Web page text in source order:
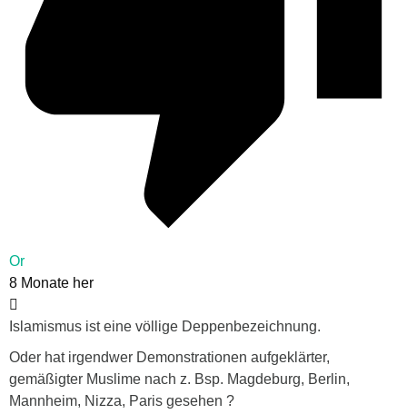
Or
8 Monate her
Islamismus ist eine völlige Deppenbezeichnung.
Oder hat irgendwer Demonstrationen aufgeklärter,
gemäßigter Muslime nach z. Bsp. Magdeburg, Berlin,
Mannheim, Nizza, Paris gesehen ?